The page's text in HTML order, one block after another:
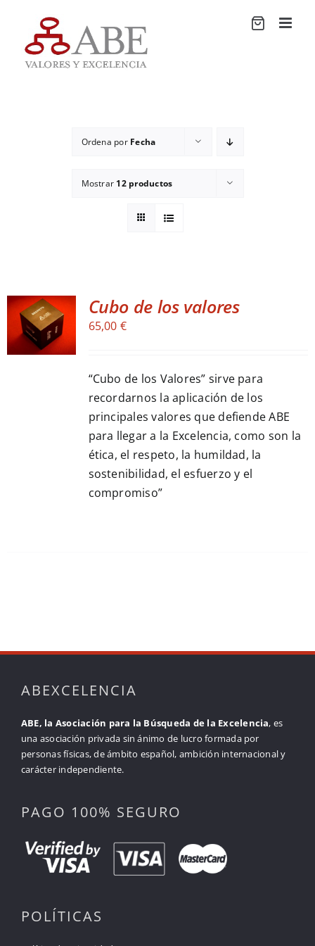
contenido
Ordena por Fecha
Mostrar 12 productos
ADD TO
CART /
DETALLES
Cubo de los valores
65,00 €
“Cubo de los Valores” sirve para
recordarnos la aplicación de los
principales valores que defiende ABE
para llegar a la Excelencia, como son la
ética, el respeto, la humildad, la
sostenibilidad, el esfuerzo y el
compromiso”
ABEXCELENCIA
ABE, la Asociación para la Búsqueda de la Excelencia, es
una asociación privada sin ánimo de lucro formada por
personas físicas, de ámbito español, ambición internacional y
carácter independiente.
PAGO 100% SEGURO
POLÍTICAS